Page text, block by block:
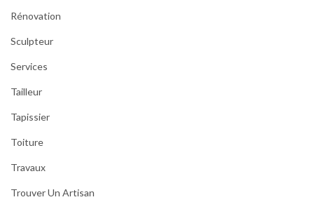
Rénovation
Sculpteur
Services
Tailleur
Tapissier
Toiture
Travaux
Trouver Un Artisan